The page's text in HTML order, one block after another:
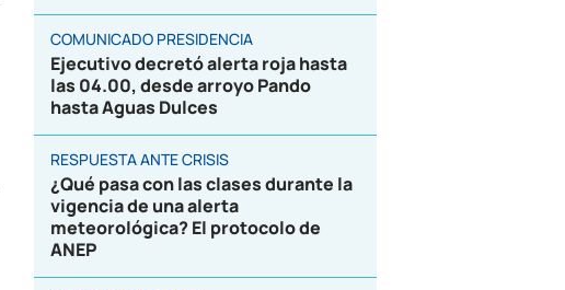
COMUNICADO PRESIDENCIA
Ejecutivo decretó alerta roja hasta
las 04.00, desde arroyo Pando
hasta Aguas Dulces
RESPUESTA ANTE CRISIS
¿Qué pasa con las clases durante la
vigencia de una alerta
meteorológica? El protocolo de
ANEP